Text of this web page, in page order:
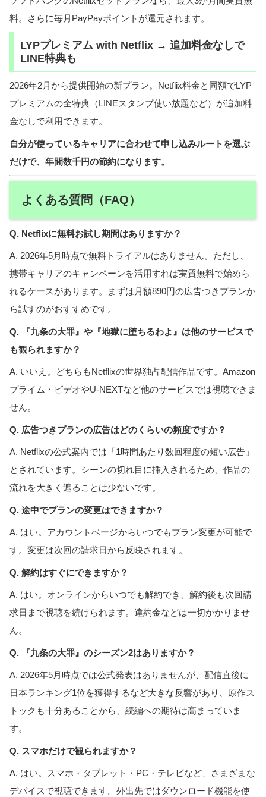
料。さらに毎月PayPayポイントが還元されます。
LYPプレミアム with Netflix → 追加料金なしで
LINE特典も
2026年2月から提供開始の新プラン。Netflix料金と同額でLYP
プレミアムの全特典（LINEスタンプ使い放題など）が追加料
金なしで利用できます。
自分が使っているキャリアに合わせて申し込みルートを選ぶ
だけで、年間数千円の節約になります。
よくある質問（FAQ）
Q. Netflixに無料お試し期間はありますか？
A. 2026年5月時点で無料トライアルはありません。ただし、
携帯キャリアのキャンペーンを活用すれば実質無料で始めら
れるケースがあります。まずは月額890円の広告つきプランか
ら試すのがおすすめです。
Q. 『九条の大罪』や『地獄に堕ちるわよ』は他のサービスで
も観られますか？
A. いいえ。どちらもNetflixの世界独占配信作品です。Amazon
プライム・ビデオやU-NEXTなど他のサービスでは視聴できま
せん。
Q. 広告つきプランの広告はどのくらいの頻度ですか？
A. Netflixの公式案内では「1時間あたり数回程度の短い広告」
とされています。シーンの切れ目に挿入されるため、作品の
流れを大きく遮ることは少ないです。
Q. 途中でプランの変更はできますか？
A. はい。アカウントページからいつでもプラン変更が可能で
す。変更は次回の請求日から反映されます。
Q. 解約はすぐにできますか？
A. はい。オンラインからいつでも解約でき、解約後も次回請
求日まで視聴を続けられます。違約金などは一切かかりませ
ん。
Q. 『九条の大罪』のシーズン2はありますか？
A. 2026年5月時点では公式発表はありませんが、配信直後に
日本ランキング1位を獲得するなど大きな反響があり、原作ス
トックも十分あることから、続編への期待は高まっていま
す。
Q. スマホだけで観られますか？
A. はい。スマホ・タブレット・PC・テレビなど、さまざまな
デバイスで視聴できます。外出先ではダウンロード機能を使